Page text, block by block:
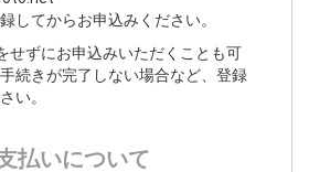
してからお申込みください。
せずにお申込みいただくことも可
続きが完了しない場合など、登録
い。
払いについて